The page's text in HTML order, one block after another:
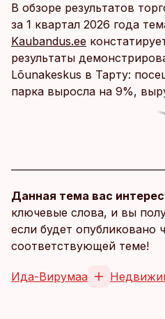
В обзоре результатов
за 1 квартал 2026 года
Kaubandus.ee
результаты
Lõunakeskus в Тарту:
парка выросла на 9%,
Данная тема вас
ключевые слова, и вы
если будет опубликовано
соответствующей теме!
Ида-Вирумаа